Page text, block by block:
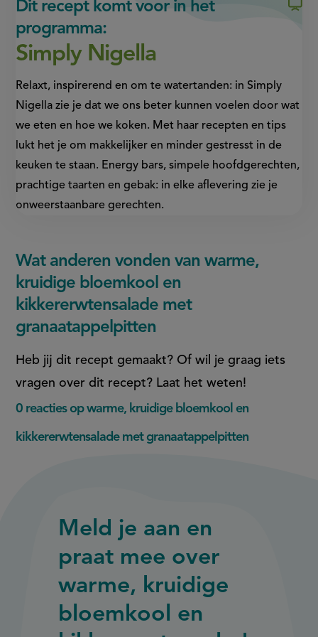
Dit recept komt voor in het
programma:
Simply Nigella
Relaxt, inspirerend en om te watertanden: in Simply
Nigella zie je dat we ons beter kunnen voelen door wat
we eten en hoe we koken. Met haar recepten en tips
lukt het je om makkelijker en minder gestresst in de
keuken te staan. Energy bars, simpele hoofdgerechten,
prachtige taarten en gebak: in elke aflevering zie je
onweerstaanbare gerechten.
Wat anderen vonden van warme,
kruidige bloemkool en
kikkererwtensalade met
granaatappelpitten
Heb jij dit recept gemaakt? Of wil je graag iets
vragen over dit recept? Laat het weten!
0 reacties op warme, kruidige bloemkool en
kikkererwtensalade met granaatappelpitten
Meld je aan en
praat mee over
warme, kruidige
bloemkool en